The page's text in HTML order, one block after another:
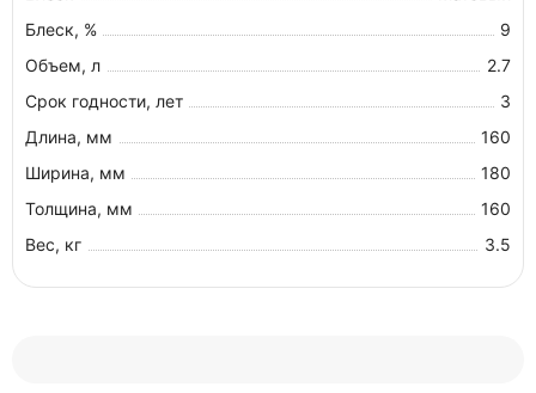
Блеск, %
9
Объем, л
2.7
Срок годности, лет
3
Длина, мм
160
Ширина, мм
180
Толщина, мм
160
Вес, кг
3.5